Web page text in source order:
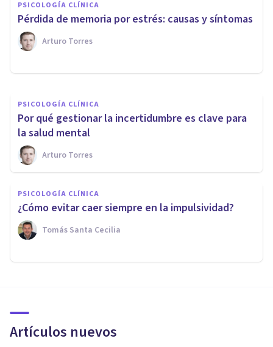
PSICOLOGÍA CLÍNICA
​Pérdida de memoria por estrés: causas y síntomas
Arturo Torres
Crisis de angustia: síntomas,
causas y tratamiento
PSICOLOGÍA CLÍNICA
Por qué gestionar la incertidumbre es clave para
la salud mental
Arturo Torres
PSICOLOGÍA CLÍNICA
¿Cómo evitar caer siempre en la impulsividad?
Tomás Santa Cecilia
Artículos nuevos